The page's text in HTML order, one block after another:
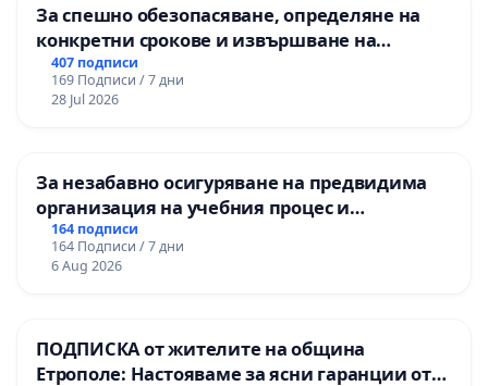
За спешно обезопасяване, определяне на
конкретни срокове и извършване на
цялостна рехабилитация на
републиканския път между пътен възел АМ
„Тракия“ - гр. Ихтиман - с. Мирово - к.к.
407 подписи
169 Подписи / 7 дни
28 Jul 2026
За незабавно осигуряване на предвидима
организация на учебния процес и
гарантиране на правото на равнопоставено
и качествено образование на учениците от
ОУ „Княз Александър I“ и Хуманитарна
164 подписи
164 Подписи / 7 дни
6 Aug 2026
ПОДПИСКА от жителите на община
Етрополе: Настояваме за ясни гаранции от